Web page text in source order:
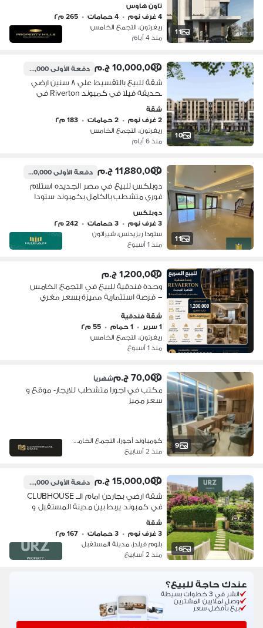
11
تاون هاوس
4 غرف نوم
• 4 حمامات • 265 م٢
ريفرتون، التجمع الخامس
منذ 4 أيام
10
10,000,000 ج.م دفعة الأولى500,000 ج.م
شقة للبيع بالتقسيط علي ٨ سنين ارضي
بحديقة فيلا في كمبوند Riverton في
التجمع الخامس
شقة
2 غرف نوم
• 2 حمامات • 183 م٢
ريفرتون، التجمع الخامس
منذ 6 أيام
11
11,880,000 ج.م دفعة الأولى1,800,000 ج.م
دوبلكس للبيع في مصر الجديده استلام
فوري متشطب بالكامل بكمبوند ستودا
التجمع الخامس
دوبلكس
3 غرف نوم
• 3 حمامات • 242 م٢
ستودا ريزيدنس، شيراتون
منذ 1 أسبوع
1,200,000 ج.م
وحدة فندقية للبيع في التجمع الخامس
– فرصة استثمارية مميزة بسعر مغري
شقة فندقية
1 سرير
• 1 حمام • 55 م٢
ريفرتون، التجمع الخامس
منذ 1 أسبوع
9
70,000 ج.م شهرياً
مكتب في اجورا متشطب للايجار- موقع و
سعر مميز
كومباوند أجورا، التجمع الخامس
منذ 2 أسابيع
16
15,000,000 ج.م دفعة الأولى1,500,000 ج.م
شقة ارضي بجاردن امام الــ CLUBHOUSE
في كمبوند يربط بين مدينة المستقبل و
القاهرة الجديدة بجانب بريفادو مدينتي
ودقائق من التجمع الخامس و ماونتن فيو
شقة
3 غرف نوم
• 3 حمامات • 167 م٢
بلوم فيلدز، مدينة المستقبل
منذ 2 أسابيع
عندك حاجة للبيع؟
انشر في 3 خطوات بسيطة
وصل لملايين المشترين
بيع بأفضل سعر